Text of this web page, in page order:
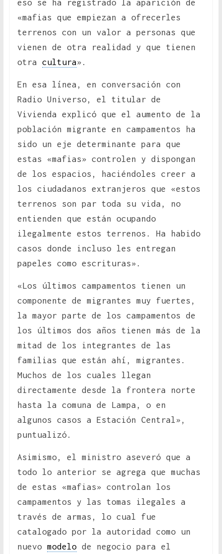
eso se ha registrado la aparición de
«mafias que empiezan a ofrecerles
terrenos con un valor a personas que
vienen de otra realidad y que tienen
otra cultura».
En esa línea, en conversación con
Radio Universo, el titular de
Vivienda explicó que el aumento de la
población migrante en campamentos ha
sido un eje determinante para que
estas «mafias» controlen y dispongan
de los espacios, haciéndoles creer a
los ciudadanos extranjeros que «estos
terrenos son par toda su vida, no
entienden que están ocupando
ilegalmente estos terrenos. Ha habido
casos donde incluso les entregan
papeles como escrituras».
«Los últimos campamentos tienen un
componente de migrantes muy fuertes,
la mayor parte de los campamentos de
los últimos dos años tienen más de la
mitad de los integrantes de las
familias que están ahí, migrantes.
Muchos de los cuales llegan
directamente desde la frontera norte
hasta la comuna de Lampa, o en
algunos casos a Estación Central»,
puntualizó.
Asimismo, el ministro aseveró que a
todo lo anterior se agrega que muchas
de estas «mafias» controlan los
campamentos y las tomas ilegales a
través de armas, lo cual fue
catalogado por la autoridad como un
nuevo modelode negocio para el